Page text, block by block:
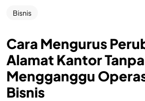
Bisnis
Cara Mengurus
Alamat Kantor Tanpa
Mengganggu
Bisnis